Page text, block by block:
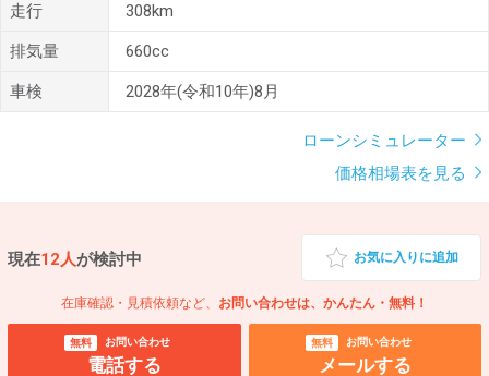
走行 308km
排気量 660cc
車検 2028年(令和10年)8月
ローンシミュレーター
価格相場表を見る
現在12人が検討中 お気に入りに追加
在庫確認・見積依頼など、 お問い合わせは、かんたん・無料！
無料 お問い合わせ
電話する
無料 お問い合わせ
メールする